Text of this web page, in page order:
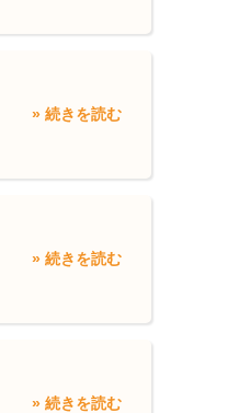
» 続きを読む
» 続きを読む
» 続きを読む